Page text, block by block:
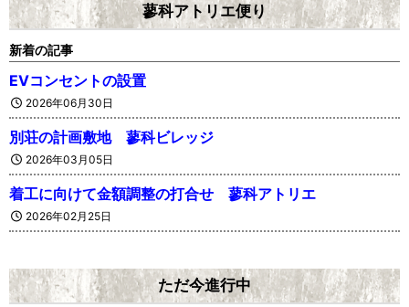
蓼科アトリエ便り
新着の記事
EVコンセントの設置
2026年06月30日
別荘の計画敷地 蓼科ビレッジ
2026年03月05日
着工に向けて金額調整の打合せ 蓼科アトリエ
2026年02月25日
ただ今進行中